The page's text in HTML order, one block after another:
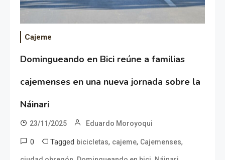
Cajeme
Domingueando en Bici reúne a familias
cajemenses en una nueva jornada sobre la
Náinari
23/11/2025 Eduardo Moroyoqui
0 Tagged bicicletas, cajeme, Cajemenses,